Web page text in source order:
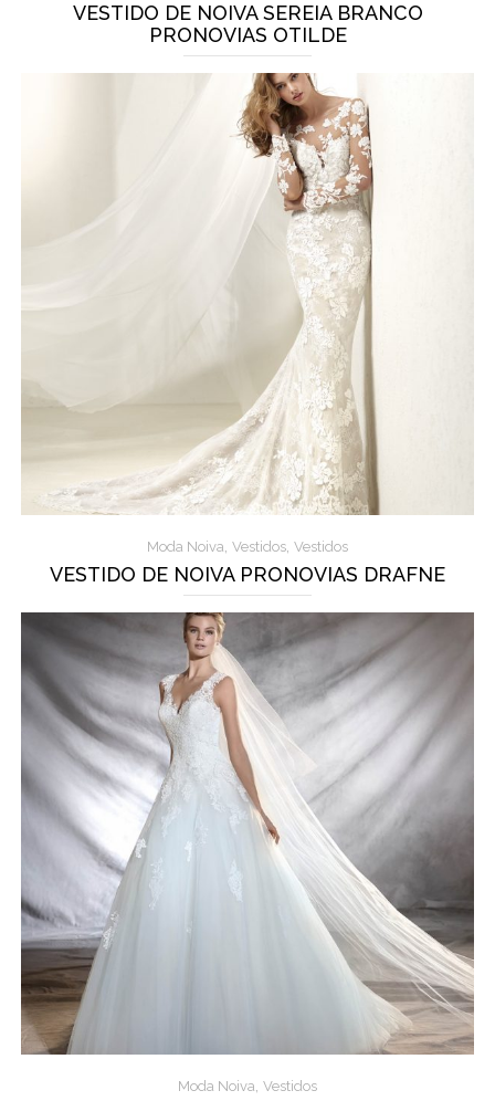
VESTIDO DE NOIVA SEREIA BRANCO
PRONOVIAS OTILDE
Moda Noiva, Vestidos, Vestidos
VESTIDO DE NOIVA PRONOVIAS DRAFNE
Moda Noiva, Vestidos